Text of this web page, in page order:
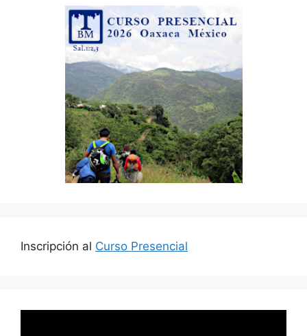
Inscripción al Curso Presencial